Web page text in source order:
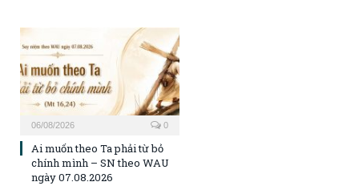
06/08/2026 0
Ai muốn theo Ta phải từ bỏ
chính mình – SN theo WAU
ngày 07.08.2026